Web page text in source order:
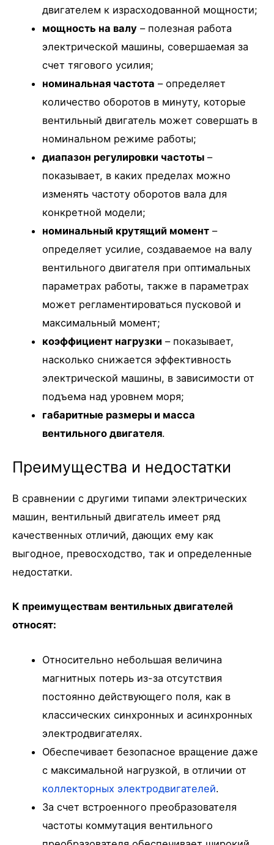
двигателем к израсходованной мощности;
мощность на валу – полезная работа
электрической машины, совершаемая за
счет тягового усилия;
номинальная частота – определяет
количество оборотов в минуту, которые
вентильный двигатель может совершать в
номинальном режиме работы;
диапазон регулировки частоты –
показывает, в каких пределах можно
изменять частоту оборотов вала для
конкретной модели;
номинальный крутящий момент –
определяет усилие, создаваемое на валу
вентильного двигателя при оптимальных
параметрах работы, также в параметрах
может регламентироваться пусковой и
максимальный момент;
коэффициент нагрузки – показывает,
насколько снижается эффективность
электрической машины, в зависимости от
подъема над уровнем моря;
габаритные размеры и масса
вентильного двигателя.
Преимущества и недостатки
В сравнении с другими типами электрических
машин, вентильный двигатель имеет ряд
качественных отличий, дающих ему как
выгодное, превосходство, так и определенные
недостатки.
К преимуществам вентильных двигателей
относят:
Относительно небольшая величина
магнитных потерь из-за отсутствия
постоянно действующего поля, как в
классических синхронных и асинхронных
электродвигателях.
Обеспечивает безопасное вращение даже
с максимальной нагрузкой, в отличии от
коллекторных электродвигателей.
За счет встроенного преобразователя
частоты коммутация вентильного